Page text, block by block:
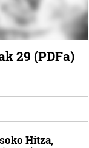
29 (PDFa)
Hitza,